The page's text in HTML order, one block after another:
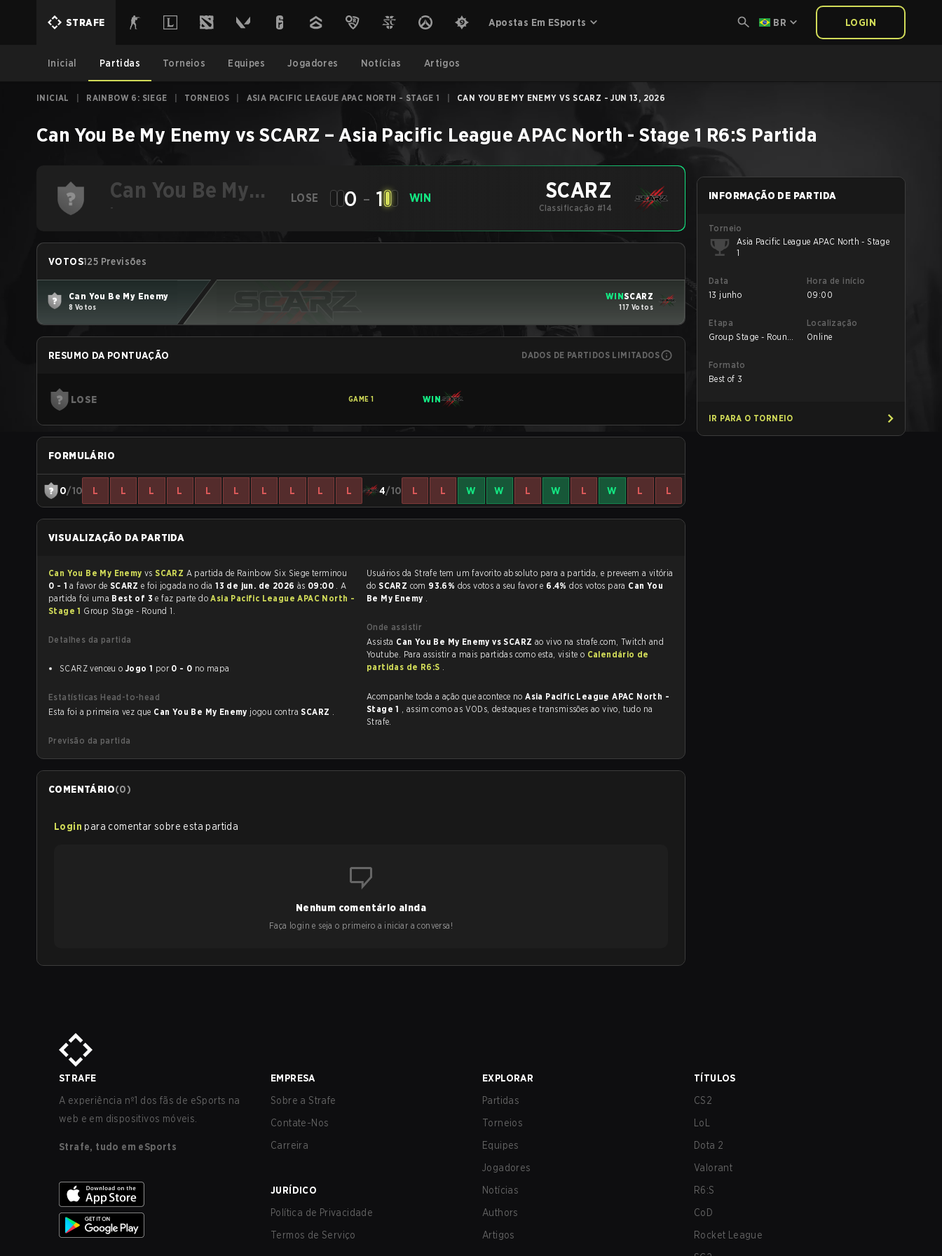
STRAFE Apostas Em ESports BR LOGIN
Inicial Partidas Torneios Equipes Jogadores Notícias Artigos
INICIAL RAINBOW 6: SIEGE TORNEIOS ASIA PACIFIC LEAGUE APAC NORTH - STAGE 1 CAN YOU BE MY ENEMY VS SCARZ - JUN 13, 2026
Can You Be My Enemy vs SCARZ –Asia Pacific League APAC North - Stage 1 R6:S Partida
Can You Be My
Enemy
-
LOSE 0 - 1 WIN SCARZ
Classificação #14
VOTOS125 Previsões
Can You Be My Enemy
8 Votos
WINSCARZ
117 Votos
RESUMO DA PONTUAÇÃO DADOS DE PARTIDOS LIMITADOS
LOSE GAME 1 WIN
FORMULÁRIO
0/10 L L L L L L L L L L 4/10 L L W W L W L W L L
VISUALIZAÇÃO DA PARTIDA
Can You Be My Enemy vs SCARZ
A partida de Rainbow Six Siege terminou
0 - 1 a favor de SCARZ e foi jogada no dia13 de jun. de 2026 às 09:00 . A
partida foi uma Best of 3e faz parte doAsia Pacific League APAC North -
Stage 1 Group Stage - Round 1.
Detalhes da partida
SCARZ venceu o Jogo 1 por 0 - 0 no mapa
Estatísticas Head-to-head
Esta foi a primeira vez que Can You Be My Enemy jogou contraSCARZ .
Previsão da partida
Usuários da Strafe tem um favorito absoluto para a partida, e preveem a vitória
doSCARZ com 93.6% dos votos a seu favor e 6.4%dos votos para Can You
Be My Enemy .
Onde assistir
Assista Can You Be My Enemy vs SCARZ ao vivo na strafe.com, Twitch and
Youtube. Para assistir a mais partidas como esta, visite o Calendário de
partidas de R6:S .
Acompanhe toda a ação que acontece noAsia Pacific League APAC North -
Stage 1 , assim como as VODs, destaques e transmissões ao vivo, tudo na
Strafe.
COMENTÁRIO(0)
Login para comentar sobre esta partida
Nenhum comentário ainda
Faça login e seja o primeiro a iniciar a conversa!
INFORMAÇÃO DE PARTIDA
Torneio
Asia Pacific League APAC North - Stage
1
Data
13 junho
Hora de início
09:00
Etapa
Group Stage - Round
Localização
Online
Formato
Best of 3
IR PARA O TORNEIO
STRAFE
A experiência nº1 dos fãs de eSports na
web e em dispositivos móveis.
Strafe, tudo em eSports
EMPRESA
Sobre a Strafe
Contate-Nos
Carreira
JURÍDICO
Política de Privacidade
Termos de Serviço
EXPLORAR
Partidas
Torneios
Equipes
Jogadores
Notícias
Authors
Artigos
TÍTULOS
CS2
LoL
Dota 2
Valorant
R6:S
CoD
Rocket League